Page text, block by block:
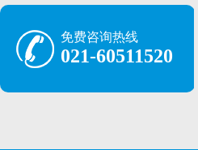
免费咨询热线
021-60511520